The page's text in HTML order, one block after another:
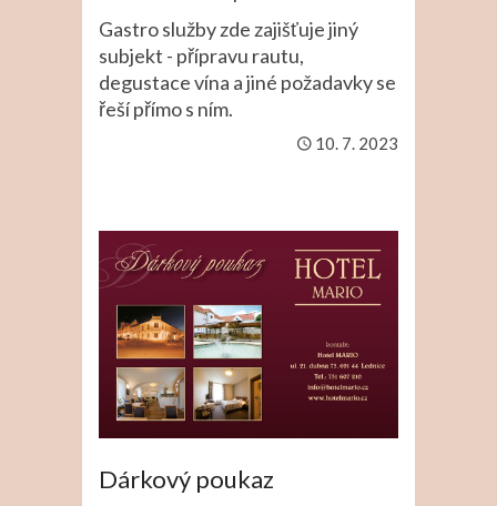
Gastro služby zde zajišťuje jiný
subjekt - přípravu rautu,
degustace vína a jiné požadavky se
řeší přímo s ním.
10. 7. 2023
Dárkový poukaz